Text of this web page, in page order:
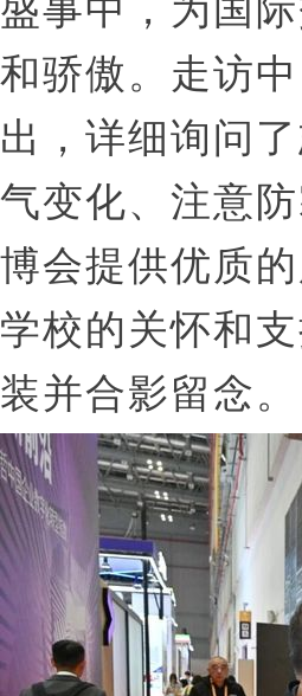
盛事中，为国
和骄傲。走访
出，详细询问
气变化、注意
博会提供优质
学校的关怀和
装并合影留念。